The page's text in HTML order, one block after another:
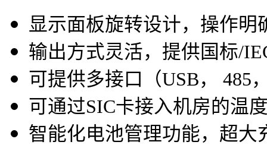
显示面板旋转设计，操作明
输出方式灵活，提供国标/
可提供多接口（USB， 485
可通过SIC卡接入机房的温
智能化电池管理功能，超